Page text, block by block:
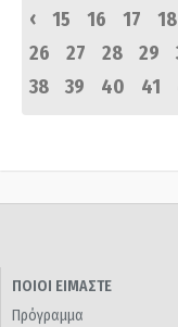
‹
15 16 17 18
26
27 28 29
38
39 40 41
ΠΟΙΟΙ ΕΙΜΑΣΤΕ
Πρόγραμμα